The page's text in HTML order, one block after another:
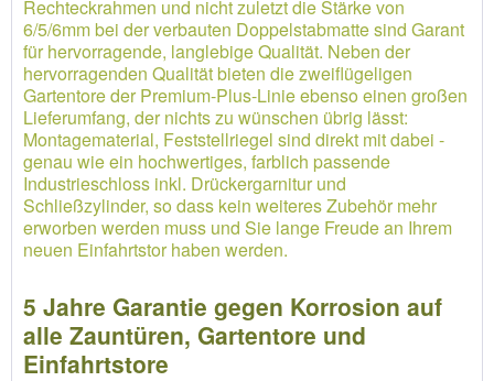
Rechteckrahmen und nicht zuletzt die Stärke von
6/5/6mm bei der verbauten Doppelstabmatte sind Garant
für hervorragende, langlebige Qualität. Neben der
hervorragenden Qualität bieten die zweiflügeligen
Gartentore der Premium-Plus-Linie ebenso einen großen
Lieferumfang, der nichts zu wünschen übrig lässt:
Montagematerial, Feststellriegel sind direkt mit dabei -
genau wie ein hochwertiges, farblich passende
Industrieschloss inkl. Drückergarnitur und
Schließzylinder, so dass kein weiteres Zubehör mehr
erworben werden muss und Sie lange Freude an Ihrem
neuen Einfahrtstor haben werden.
5 Jahre Garantie gegen Korrosion auf
alle Zauntüren, Gartentore und
Einfahrtstore